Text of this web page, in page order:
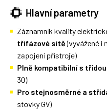
Hlavní parametry
Záznamník kvality
třífázové sítě(vyvážené i
zapojení přístroje)
Plně kompatibilní s
30)
Pro stejnosměrné a
stovky GV)